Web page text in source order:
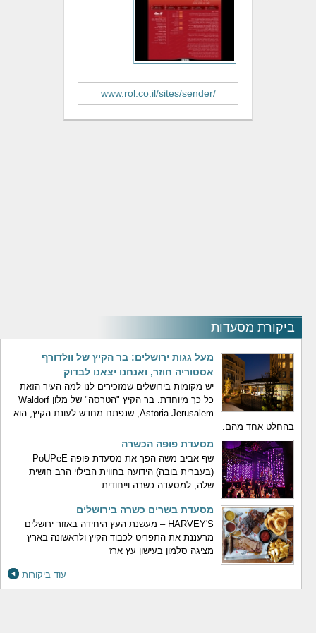
ביקורת מסעדות
מעל גגות ירושלים: בר הקיץ של וולדורף
אסטוריה חוזר, ואנחנו יצאנו לבדוק
יש מקומות בירושלים שמזכירים לנו למה העיר הזאת
כל כך מיוחדת. בר הקיץ "הטרסה" של מלון Waldorf
Astoria Jerusalem, שנפתח מחדש לעונת הקיץ, הוא
בהחלט אחד מהם.
מסעדת פופה הכשרה
שף אביב משה הפך את מסעדת פופה PoUPeE
(בעברית בובה) הידועה בחווית הבילוי הרב חושית
שלה, למסעדה כשרה וייחודית
מסעדת בשרים כשרה בירושלים
HARVEY'S – מעשנת העץ היחידה באזור ירושלים
מרעננת את התפריט לכבוד הקיץ ולראשונה בארץ
מציגה סלמון בעישון עץ ארז
עוד ביקורות
www.rol.co.il/sites/sender/